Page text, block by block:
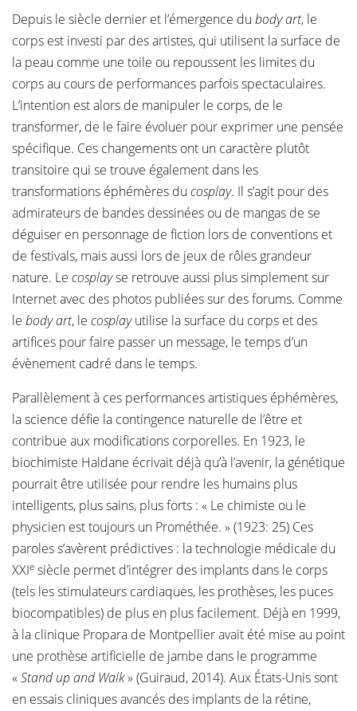
Depuis le siècle dernier et l’émergence du body art, le
corps est investi par des artistes, qui utilisent la surface de
la peau comme une toile ou repoussent les limites du
corps au cours de performances parfois spectaculaires.
L’intention est alors de manipuler le corps, de le
transformer, de le faire évoluer pour exprimer une pensée
spécifique. Ces changements ont un caractère plutôt
transitoire qui se trouve également dans les
transformations éphémères du cosplay. Il s’agit pour des
admirateurs de bandes dessinées ou de mangas de se
déguiser en personnage de fiction lors de conventions et
de festivals, mais aussi lors de jeux de rôles grandeur
nature. Le cosplayse retrouve aussi plus simplement sur
Internet avec des photos publiées sur des forums. Comme
le body art, le cosplayutilise la surface du corps et des
artifices pour faire passer un message, le temps d’un
évènement cadré dans le temps.
Parallèlement à ces performances artistiques éphémères,
la science défie la contingence naturelle de l’être et
contribue aux modifications corporelles. En 1923, le
biochimiste Haldane écrivait déjà qu’à l’avenir, la génétique
pourrait être utilisée pour rendre les humains plus
intelligents, plus sains, plus forts : « Le chimiste ou le
physicien est toujours un Prométhée. » (1923: 25) Ces
paroles s’avèrent prédictives : la technologie médicale du
XXIe siècle permet d’intégrer des implants dans le corps
(tels les stimulateurs cardiaques, les prothèses, les puces
biocompatibles) de plus en plus facilement. Déjà en 1999,
à la clinique Propara de Montpellier avait été mise au point
une prothèse artificielle de jambe dans le programme
«Stand up and Walk» (Guiraud, 2014). Aux États-Unis sont
en essais cliniques avancés des implants de la rétine,